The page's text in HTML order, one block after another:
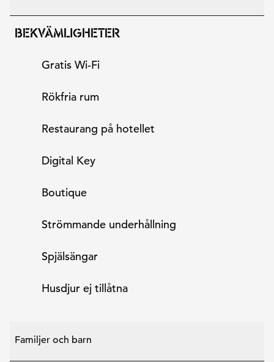
BEKVÄMLIGHETER
Gratis Wi-Fi
Rökfria rum
Restaurang på hotellet
Digital Key
Boutique
Strömmande underhållning
Spjälsängar
Husdjur ej tillåtna
Familjer och barn